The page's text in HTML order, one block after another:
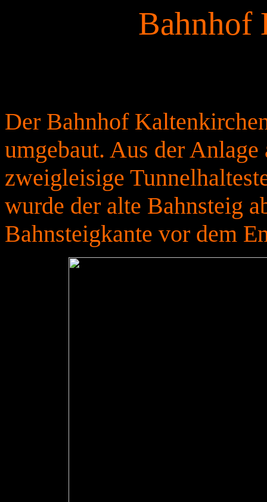
Bahnhof
Der Bahnhof
umgebaut. Aus der
zweigleisige
wurde der alte Bahnsteig
Bahnsteigkante vor dem